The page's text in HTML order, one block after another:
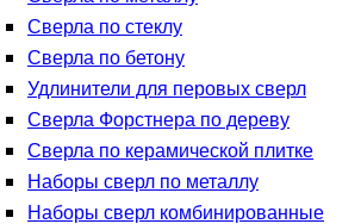
Сверла по стеклу
Сверла по бетону
Удлинители для перовых сверл
Сверла Форстнера по дереву
Сверла по керамической плитке
Наборы сверл по металлу
Наборы сверл комбинированные